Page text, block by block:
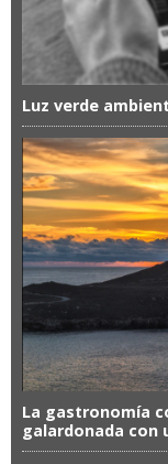
Luz verde
La gastronomía
galardonada con